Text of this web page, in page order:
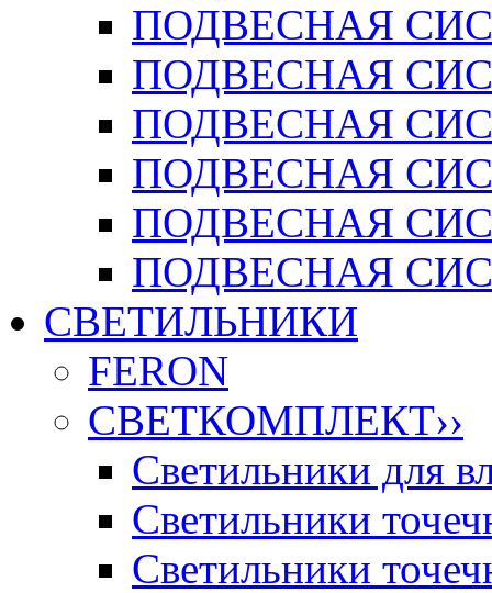
ПОДВЕСНАЯ
ПОДВЕСНАЯ
ПОДВЕСНАЯ
ПОДВЕСНАЯ
ПОДВЕСНАЯ
ПОДВЕСНАЯ
СВЕТИЛЬНИКИ
FERON
СВЕТКОМПЛЕКТ››
Светильники для
Светильники
Светильники